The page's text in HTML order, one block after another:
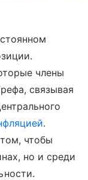
члены
связывая
.
чтобы
но и среди